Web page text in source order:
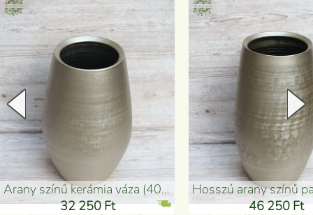
arany színű kerámia váza (40x26cm)
32 250 Ft
hosszú arany színű
46 250 Ft